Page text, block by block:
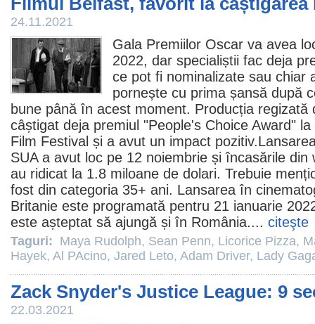
24.11.2021
Gala Premiilor Oscar va avea
2022, dar specialiștii fac deja
ce pot fi nominalizate sau chiar
pornește cu prima șansă după
bune până în acest moment. Producția regizată
câștigat deja premiul "People's Choice Award"
Film Festival și a avut un impact
SUA a avut loc pe 12 noiembrie și încasările din
au ridicat la 1.8 miloane de dolari. Trebuie
fost din categoria 35+ ani. Lansarea în
Britanie este programată pentru 21 ianuarie
este așteptat să ajungă și în România.... citeşte
Taguri: Maya Rudolph, Sean Penn, Licorice Pizza,
Hayek, Al PAcino, Jared Leto, Adam Driver, Lady
Zack Snyder's Justice League: 9
22.03.2021